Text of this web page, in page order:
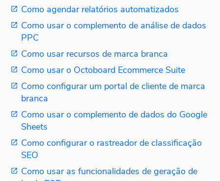
Como agendar relatórios automatizados
Como usar o complemento de análise de dados
PPC
Como usar recursos de marca branca
Como usar o Octoboard Ecommerce Suite
Como configurar um portal de cliente de marca
branca
Como usar o complemento de dados do Google
Sheets
Como configurar o rastreador de classificação
SEO
Como usar as funcionalidades de geração de